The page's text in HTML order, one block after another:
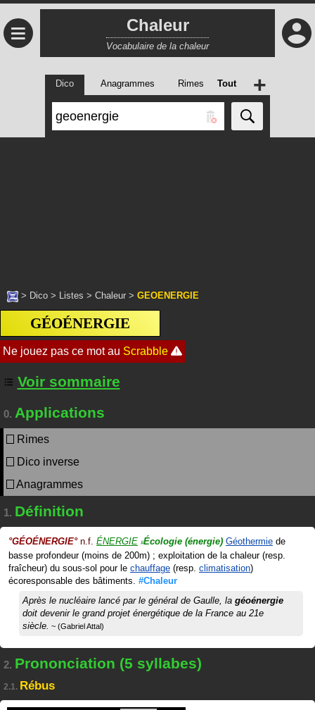
≡ Chaleur
Vocabulaire de la chaleur
Dico Anagrammes Rimes Tout +
> Dico > Listes > Chaleur > GEOENERGIE
GÉOÉNERGIE
Voir sommaire
0. Applications
Rimes
Dico inverse
Anagrammes
1. Définition
°GÉOÉNERGIE° n.f. ÉNERGIE #Écologie (énergie) Géothermie de
basse profondeur (moins de 200m) ; exploitation de la chaleur (resp.
fraîcheur) du sous-sol pour le chauffage (resp. climatisation)
écoresponsable des bâtiments. #Chaleur
Après le nucléaire lancé par le général de Gaulle, la géoénergie
doit devenir le grand projet énergétique de la France au 21e
siècle.
Gabriel Attal
2. Prononciation (5 syllabes)
2.1. Rébus